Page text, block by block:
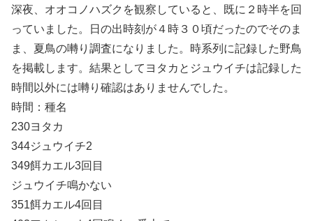
深夜、オオコノハズクを観察していると、既に２時半を回
っていました。日の出時刻が４時３０頃だったのでそのま
ま、夏鳥の囀り調査になりました。時系列に記録した野鳥
を掲載します。結果としてヨタカとジュウイチは記録した
時間以外には囀り確認はありませんでした。
時間：種名
230ヨタカ
344ジュウイチ2
349餌カエル3回目
ジュウイチ鳴かない
351餌カエル4回目